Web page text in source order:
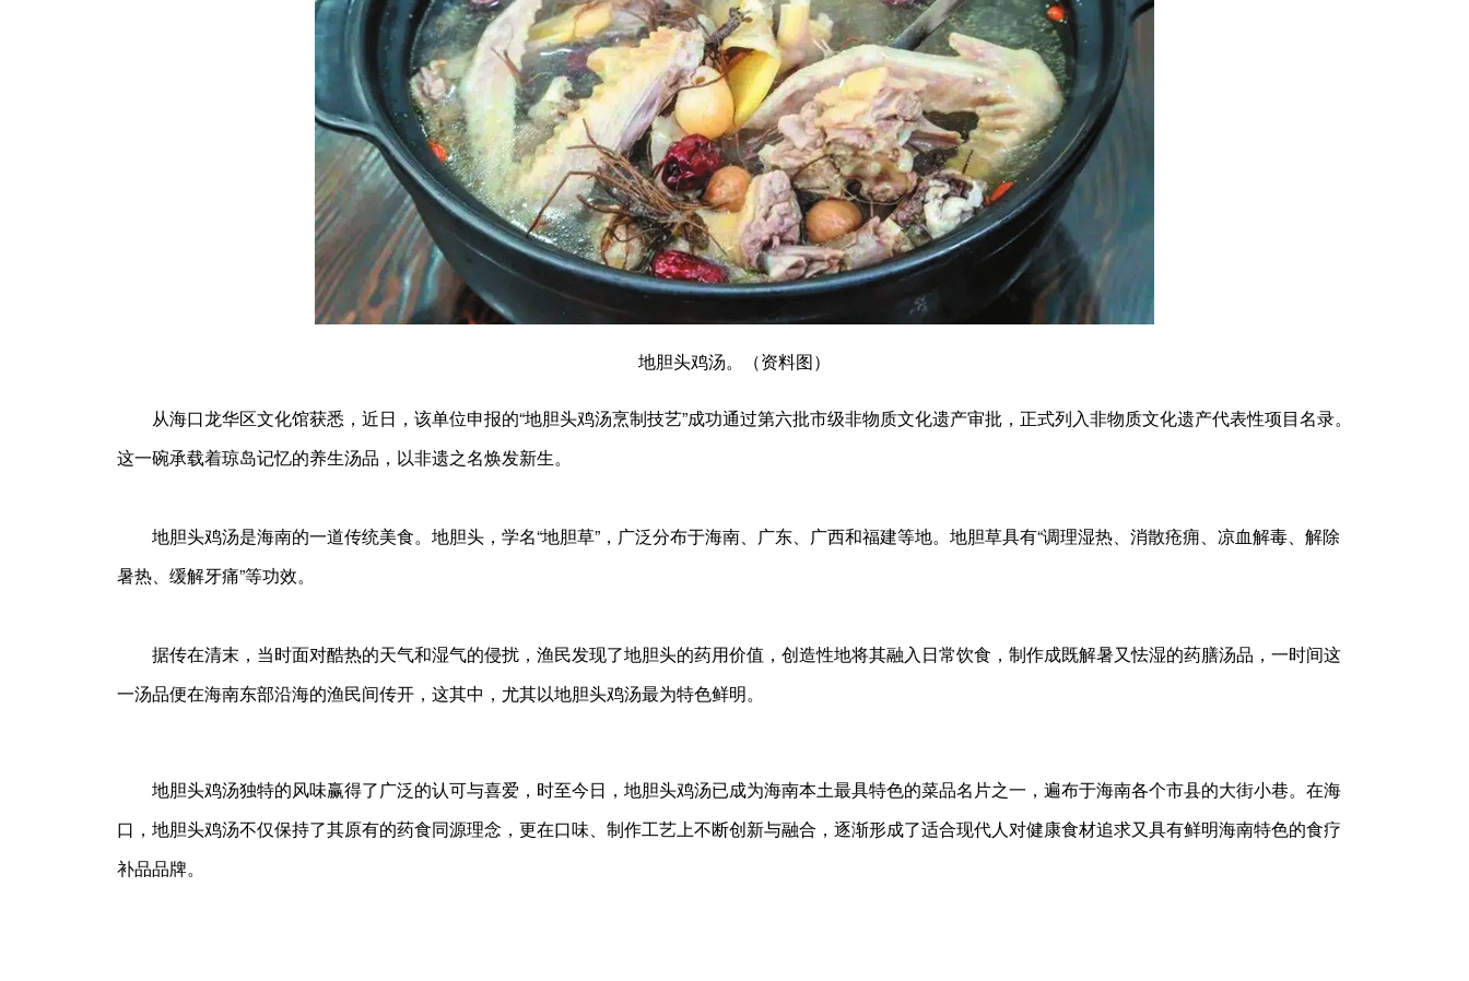
地胆头鸡汤。（资料图）
从海口龙华区文化馆获悉，近日，该单位申报的“地胆头鸡汤烹制技艺”成功通过第六批市级非物质文化遗产审批，正式列入非物质文化遗产代表性项目名录。
这一碗承载着琼岛记忆的养生汤品，以非遗之名焕发新生。
地胆头鸡汤是海南的一道传统美食。地胆头，学名“地胆草”，广泛分布于海南、广东、广西和福建等地。地胆草具有“调理湿热、消散疮痈、凉血解毒、解除
暑热、缓解牙痛”等功效。
据传在清末，当时面对酷热的天气和湿气的侵扰，渔民发现了地胆头的药用价值，创造性地将其融入日常饮食，制作成既解暑又怯湿的药膳汤品，一时间这
一汤品便在海南东部沿海的渔民间传开，这其中，尤其以地胆头鸡汤最为特色鲜明。
地胆头鸡汤独特的风味赢得了广泛的认可与喜爱，时至今日，地胆头鸡汤已成为海南本土最具特色的菜品名片之一，遍布于海南各个市县的大街小巷。在海
口，地胆头鸡汤不仅保持了其原有的药食同源理念，更在口味、制作工艺上不断创新与融合，逐渐形成了适合现代人对健康食材追求又具有鲜明海南特色的食疗
补品品牌。